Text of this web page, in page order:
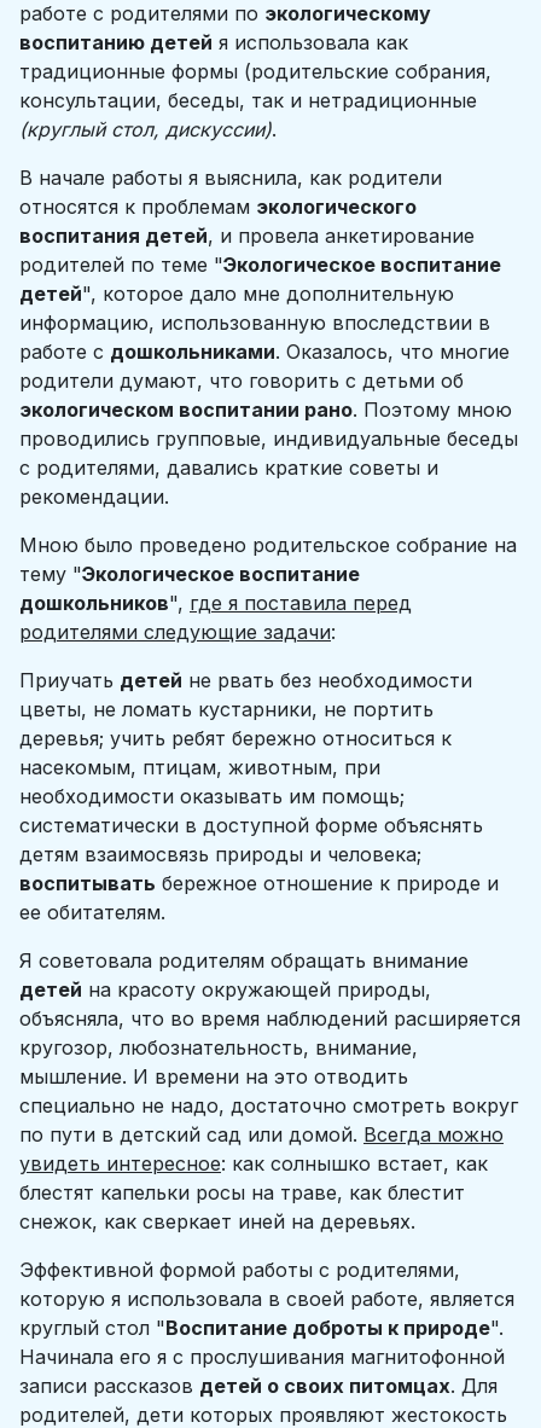
работе с родителями по экологическому
воспитанию детей я использовала как
традиционные формы (родительские собрания,
консультации, беседы, так и нетрадиционные
(круглый стол, дискуссии).
В начале работы я выяснила, как родители
относятся к проблемам экологического
воспитания детей, и провела анкетирование
родителей по теме "Экологическое воспитание
детей", которое дало мне дополнительную
информацию, использованную впоследствии в
работе с дошкольниками. Оказалось, что многие
родители думают, что говорить с детьми об
экологическом воспитании рано. Поэтому мною
проводились групповые, индивидуальные беседы
с родителями, давались краткие советы и
рекомендации.
Мною было проведено родительское собрание на
тему "Экологическое воспитание
дошкольников", где я поставила перед
родителями следующие задачи:
Приучать детей не рвать без необходимости
цветы, не ломать кустарники, не портить
деревья; учить ребят бережно относиться к
насекомым, птицам, животным, при
необходимости оказывать им помощь;
систематически в доступной форме объяснять
детям взаимосвязь природы и человека;
воспитывать бережное отношение к природе и
ее обитателям.
Я советовала родителям обращать внимание
детей на красоту окружающей природы,
объясняла, что во время наблюдений расширяется
кругозор, любознательность, внимание,
мышление. И времени на это отводить
специально не надо, достаточно смотреть вокруг
по пути в детский сад или домой. Всегда можно
увидеть интересное: как солнышко встает, как
блестят капельки росы на траве, как блестит
снежок, как сверкает иней на деревьях.
Эффективной формой работы с родителями,
которую я использовала в своей работе, является
круглый стол "Воспитание доброты к природе".
Начинала его я с прослушивания магнитофонной
записи рассказов детей о своих питомцах. Для
родителей, дети которых проявляют жестокость